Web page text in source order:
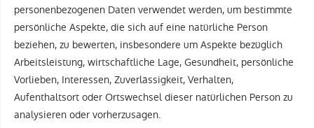
personenbezogenen Daten verwendet werden, um bestimmte
persönliche Aspekte, die sich auf eine natürliche Person
beziehen, zu bewerten, insbesondere um Aspekte bezüglich
Arbeitsleistung, wirtschaftliche Lage, Gesundheit, persönliche
Vorlieben, Interessen, Zuverlässigkeit, Verhalten,
Aufenthaltsort oder Ortswechsel dieser natürlichen Person zu
analysieren oder vorherzusagen.